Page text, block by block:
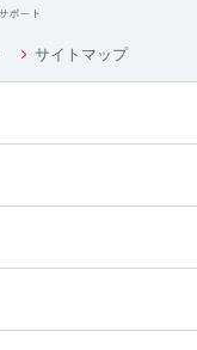
サイトマップ